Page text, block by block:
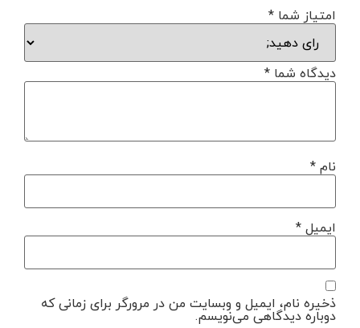
امتیاز شما *
دیدگاه شما *
نام*
ایمیل*
ذخیره نام، ایمیل و وبسایت من در مرورگر برای زمانی که
دوباره دیدگاهی می‌نویسم.